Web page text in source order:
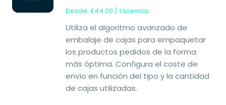
Desde: £44.00 / 1 licencia
Utiliza el algoritmo avanzado de
embalaje de cajas para empaquetar
los productos pedidos de la forma
más óptima. Configura el coste de
envío en función del tipo y la cantidad
de cajas utilizadas.